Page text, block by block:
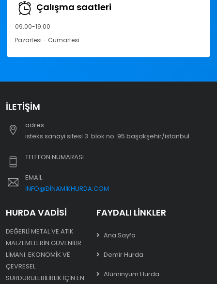
Çalışma saatleri
09.00-19.00
Pazartesi - Cumartesi
İLETIŞIM
adres
i̇steks sanayi sitesi 3. blok no: 95 başakşehir/i̇stanbul
TELEFON NUMARASI
EMAIL
INFO@DINAMIKHURDA.COM
HURDA VADISI
DEĞERLI METAL VE ATIK
MALZEMELERIN GÜVENILIR
LIMANI. EKONOMIK VE
ÇEVRESEL
SÜRDÜRÜLEBILIRLIK IÇIN EN
FAYDALI LINKLER
Ana Sayfa
Demir Hurda
Alüminyum Hurda